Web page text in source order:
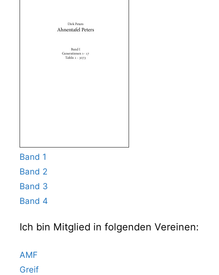
Band 1
Band 2
Band 3
Band 4
Ich bin Mitglied in folgenden Vereinen:
AMF
Greif